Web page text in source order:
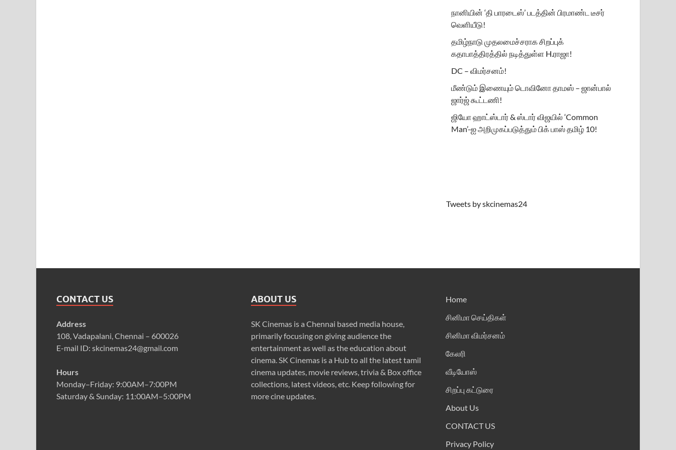
நானியின் ‘தி பாரடைஸ்’ படத்தின் பிரமாண்ட டீசர்
வெளியீடு!
தமிழ்நாடு முதலமைச்சராக சிறப்புக்
கதாபாத்திரத்தில் நடித்துள்ள H.ராஜா!
DC – விமர்சனம்!
மீண்டும் இணையும் டொவினோ தாமஸ் – ஜான்பால்
ஜார்ஜ் கூட்டணி!
ஜியோ ஹாட்ஸ்டார் & ஸ்டார் விஜயில் ‘Common
Man’-ஐ அறிமுகப்படுத்தும் பிக் பாஸ் தமிழ் 10!
Tweets by skcinemas24
CONTACT US
Address
108, Vadapalani, Chennai – 600026
E-mail ID: skcinemas24@gmail.com
Hours
Monday–Friday: 9:00AM–7:00PM
Saturday & Sunday: 11:00AM–5:00PM
ABOUT US
SK Cinemas is a Chennai based media house,
primarily focusing on giving audience the
entertainment as well as the education about
cinema. SK Cinemas is a Hub to all the latest tamil
cinema updates, movie reviews, trivia & Box office
collections, latest videos, etc. Keep following for
more cine updates.
Home
சினிமா செய்திகள்
சினிமா விமர்சனம்
கேலரி
வீடியோஸ்
சிறப்பு கட்டுரை
About Us
CONTACT US
Privacy Policy